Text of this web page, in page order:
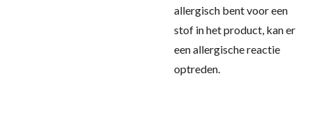
allergisch bent voor een
stof in het product, kan er
een allergische reactie
optreden.